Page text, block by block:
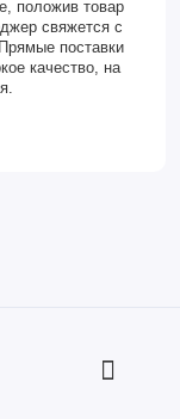
положив товар
свяжется с
поставки
качество, на